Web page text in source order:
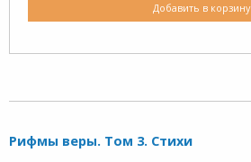
Добавить в корзину
Рифмы веры. Том 3. Стихи